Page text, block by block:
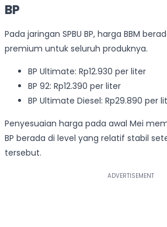
BP
Pada jaringan SPBU BP, harga BBM
premium untuk seluruh produknya.
BP Ultimate: Rp12.930 per liter
BP 92: Rp12.390 per liter
BP Ultimate Diesel: Rp29.890 per
Penyesuaian harga pada awal Mei
BP berada di level yang relatif stabil
tersebut.